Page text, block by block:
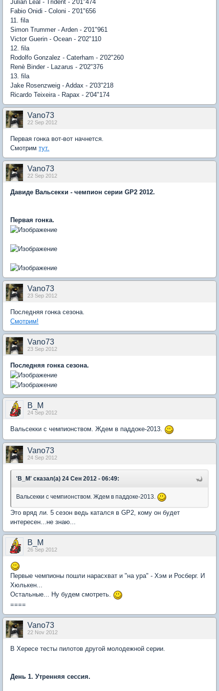
Julian Leal - Trident - 2'01"474
Fabio Onidi - Coloni - 2'01"656
11. fila
Simon Trummer - Arden - 2'01"961
Victor Guerin - Ocean - 2'02"110
12. fila
Rodolfo Gonzalez - Caterham - 2'02"260
Renè Binder - Lazarus - 2'02"376
13. fila
Jake Rosenzweig - Addax - 2'03"218
Ricardo Teixeira - Rapax - 2'04"174
Vano73
22 Sep 2012
Первая гонка вот-вот начнется.
Смотрим тут.
Vano73
22 Sep 2012
Давиде Вальсекки - чемпион серии GP2 2012.
Первая гонка.
Vano73
23 Sep 2012
Последняя гонка сезона.
Смотрим!
Vano73
23 Sep 2012
Последняя гонка сезона.
B_M
24 Sep 2012
Вальсекки с чемпионством. Ждем в паддоке-2013.
Vano73
24 Sep 2012
'B_M' сказал(а) 24 Сен 2012 - 06:49:
Вальсекки с чемпионством. Ждем в паддоке-2013.
Это вряд ли. 5 сезон ведь катался в GP2, кому он будет
интересен...не знаю...
B_M
26 Sep 2012
Первые чемпионы пошли нарасхват и "на ура" - Хэм и Росберг. И
Хюлькен...
Остальные... Ну будем смотреть.
====
Vano73
22 Nov 2012
В Хересе тесты пилотов другой молодежной серии.
День 1. Утренняя сессия.